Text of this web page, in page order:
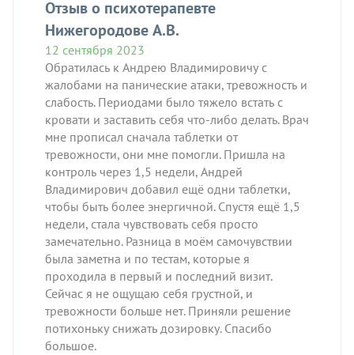
Отзыв о психотерапевте
Нижегородове А.В.
12 сентября 2023
Обратилась к Андрею Владимировичу с
жалобами на панические атаки, тревожность и
слабость. Периодами было тяжело встать с
кровати и заставить себя что-либо делать. Врач
мне прописал сначала таблетки от
тревожности, они мне помогли. Пришла на
контроль через 1,5 недели, Андрей
Владимирович добавил ещё одни таблетки,
чтобы быть более энергичной. Спустя ещё 1,5
недели, стала чувствовать себя просто
замечательно. Разница в моём самочувствии
была заметна и по тестам, которые я
проходила в первый и последний визит.
Сейчас я не ощущаю себя грустной, и
тревожности больше нет. Приняли решение
потихоньку снижать дозировку. Спасибо
большое.